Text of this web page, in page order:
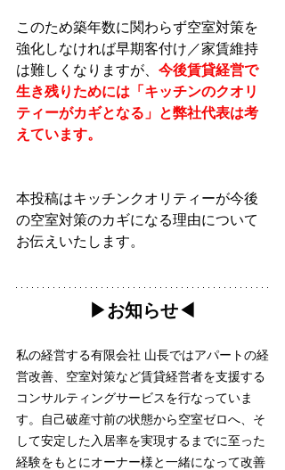
このため築年数に関わらず空室対策を
強化しなければ早期客付け／家賃維持
は難しくなりますが、 今後賃貸経営で
生き残りためには「キッチンのクオリ
ティーがカギとなる」と弊社代表は考
えています。
本投稿はキッチンクオリティーが今後
の空室対策のカギになる理由について
お伝えいたします。
▶︎お知らせ◀︎
私の経営する有限会社 山長ではアパートの経
営改善、空室対策など賃貸経営者を支援する
コンサルティングサービスを行なっていま
す。自己破産寸前の状態から空室ゼロへ、そ
して安定した入居率を実現するまでに至った
経験をもとにオーナー様と一緒になって改善